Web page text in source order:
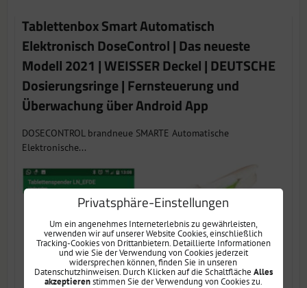
Tablettenbox Smart Automatisch
Elektronisch DoseControl | Das neueste
Modell 2021 | WEISSER Deckel | DEUTSCHE
Dosierungsringe | Fernsteuerung und
Überwachung über Android App
DOSECONTROL brandneue SMARTE Automatische
Elektronische...
Privatsphäre-Einstellungen
Um ein angenehmes Interneterlebnis zu gewährleisten,
verwenden wir auf unserer Website Cookies, einschließlich
Tracking-Cookies von Drittanbietern. Detaillierte Informationen
und wie Sie der Verwendung von Cookies jederzeit
widersprechen können, finden Sie in unseren
Datenschutzhinweisen. Durch Klicken auf die Schaltfläche Alles
akzeptierenstimmen Sie der Verwendung von Cookies zu.